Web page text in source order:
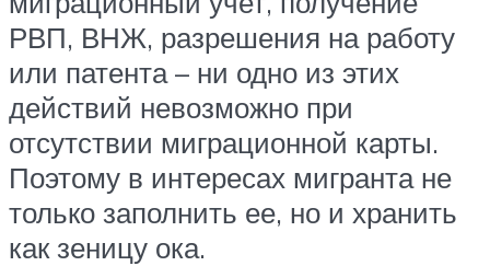
РВП, ВНЖ, разрешения на работу
или патента – ни одно из этих
действий невозможно при
отсутствии миграционной карты.
Поэтому в интересах мигранта не
только заполнить ее, но и хранить
как зеницу ока.